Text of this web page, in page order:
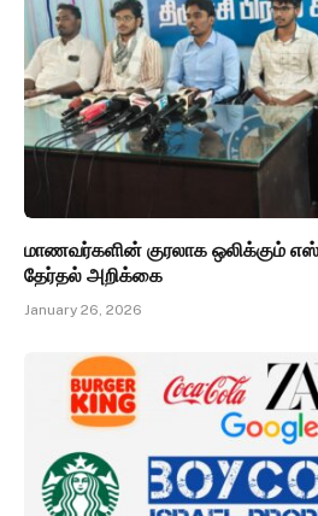
மாணவர்களின் குரலாக ஒலிக்கும்
தேர்தல் அறிக்கை
January 26, 2026